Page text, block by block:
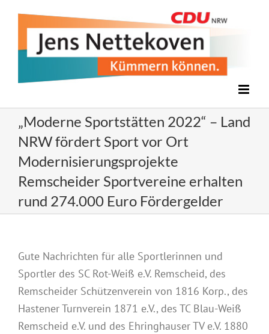
„Moderne Sportstätten 2022“ – Land
NRW fördert Sport vor Ort
Modernisierungsprojekte
Remscheider Sportvereine erhalten
rund 274.000 Euro Fördergelder
Gute Nachrichten für alle Sportlerinnen und
Sportler des SC Rot-Weiß e.V. Remscheid, des
Remscheider Schützenverein von 1816 Korp., des
Hastener Turnverein 1871 e.V., des TC Blau-Weiß
Remscheid e.V. und des Ehringhauser TV e.V. 1880